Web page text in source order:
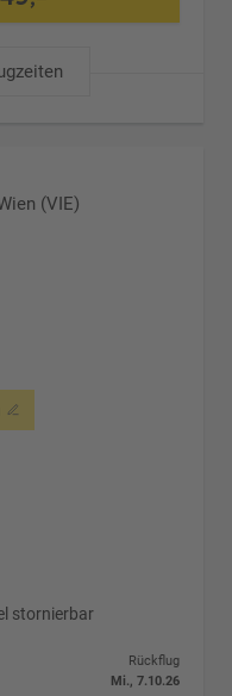
(VIE)
stornierbar
Rückflug
Mi., 7.10.26